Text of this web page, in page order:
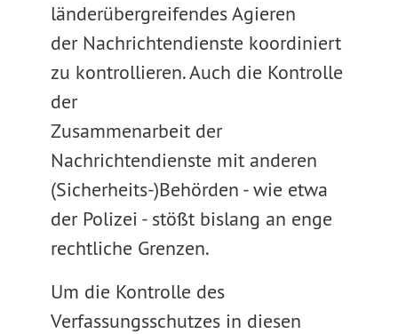
länderübergreifendes Agieren
der Nachrichtendienste koordiniert
zu kontrollieren. Auch die Kontrolle
der
Zusammenarbeit der
Nachrichtendienste mit anderen
(Sicherheits-)Behörden - wie etwa
der Polizei - stößt bislang an enge
rechtliche Grenzen.
Um die Kontrolle des
Verfassungsschutzes in diesen